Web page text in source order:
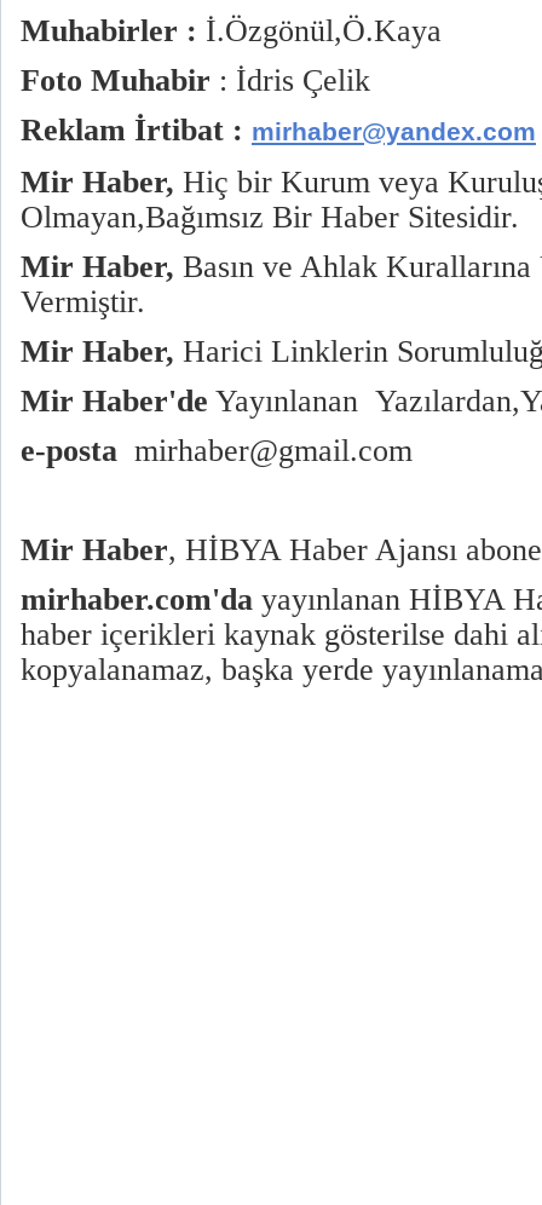
Muhabirler : İ.Özgönül,Ö.Kaya
Foto Muhabir : İdris Çelik
Reklam İrtibat : mirhaber@yandex.com
Mir Haber, Hiç bir Kurum veya
Olmayan,Bağımsız Bir Haber Sitesidir.
Mir Haber, Basın ve Ahlak
Vermiştir.
Mir Haber, Harici Linklerin
Mir Haber'de Yayınlanan
e-posta mirhaber@gmail.com
Mir Haber, HİBYA Haber Ajansı
mirhaber.com'da yayınlanan HİBYA
haber içerikleri kaynak gösterilse dahi
kopyalanamaz, başka yerde